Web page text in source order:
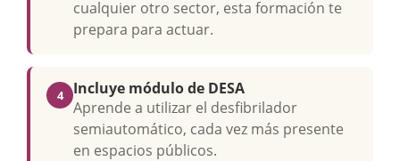
cualquier otro sector, esta formación te
prepara para actuar.
4
Incluye módulo de DESA
Aprende a utilizar el desfibrilador
semiautomático, cada vez más presente
en espacios públicos.